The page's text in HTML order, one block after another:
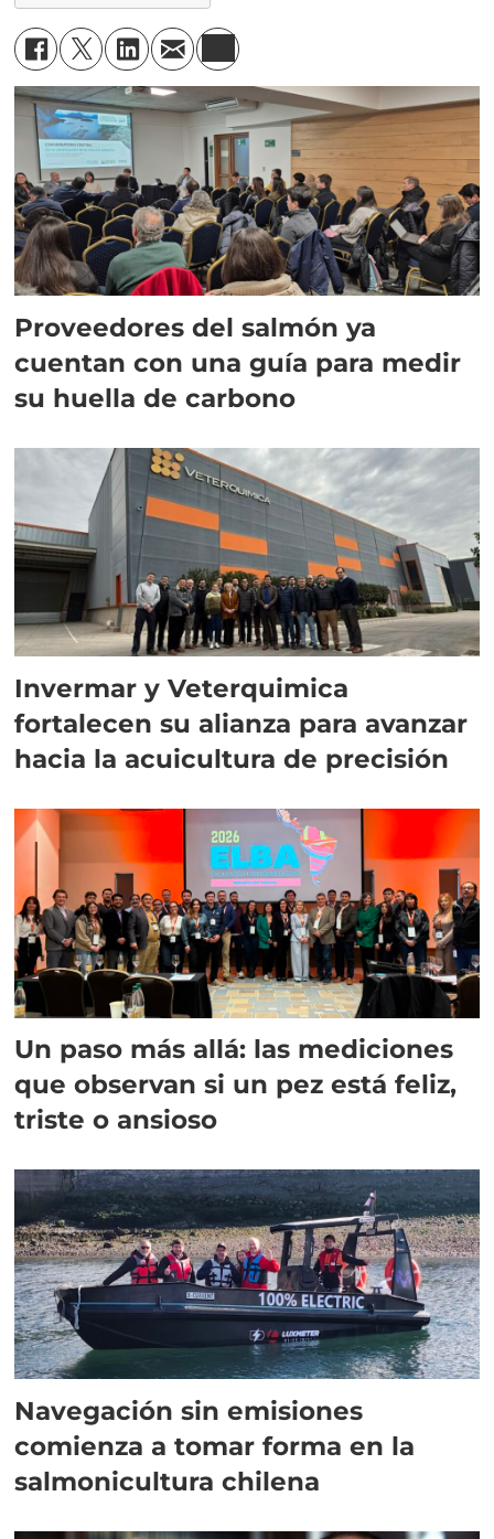
Proveedores del salmón ya
cuentan con una guía para medir
su huella de carbono
Invermar y Veterquimica
fortalecen su alianza para avanzar
hacia la acuicultura de precisión
Un paso más allá: las mediciones
que observan si un pez está feliz,
triste o ansioso
Navegación sin emisiones
comienza a tomar forma en la
salmonicultura chilena